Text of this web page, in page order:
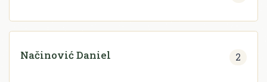
Načinović Daniel 2